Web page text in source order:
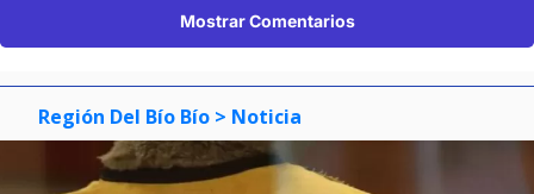
Mostrar Comentarios
Región Del Bío Bío > Noticia